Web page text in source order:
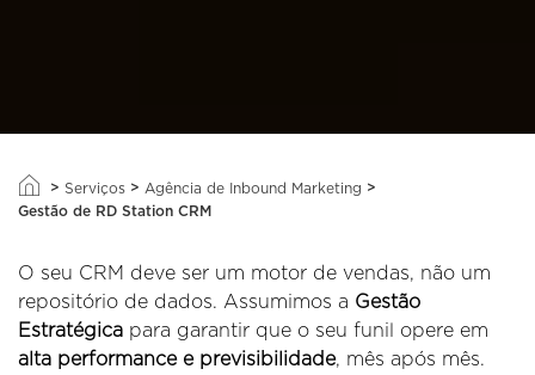
> Serviços > Agência de Inbound Marketing >
Gestão de RD Station CRM
O seu CRM deve ser um motor de vendas, não um
repositório de dados. Assumimos a Gestão
Estratégica para garantir que o seu funil opere em
alta performance e previsibilidade, mês após mês.